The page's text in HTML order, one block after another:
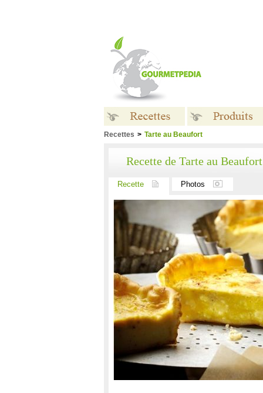
Recettes > Tarte au Beaufort
Recette de Tarte au Beaufort
Recette Photos
Recettes Produits